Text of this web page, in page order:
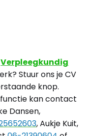
Verpleegkundig
Stuur ons je CV
knop.
kan contact
Dansen,
, Aukje Kuit,